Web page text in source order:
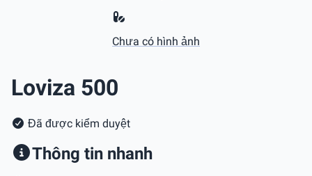
Chưa có hình ảnh
Loviza 500
Đã được kiểm duyệt
Thông tin nhanh